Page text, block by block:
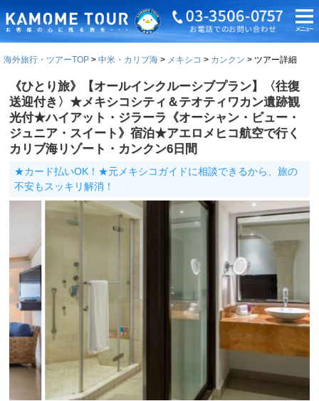
海外旅行・ツアーTOP 中米・カリブ海 メキシコ カンクン ツアー詳細
《ひとり旅》【オールインクルーシブプラン】〈往復
送迎付き〉★メキシコシティ＆テオティワカン遺跡観
光付★ハイアット・ジラーラ《オーシャン・ビュー・
ジュニア・スイート》宿泊★アエロメヒコ航空で行く
カリブ海リゾート・カンクン6日間
★カード払いOK！★元メキシコガイドに相談できるから、旅の
不安もスッキリ解消！